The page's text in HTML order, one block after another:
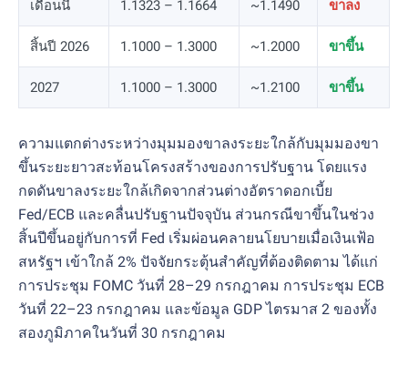
เดือนนี้ 1.1323 – 1.1664 ~1.1490 ขาลง
สิ้นปี 2026 1.1000 – 1.3000 ~1.2000 ขาขึ้น
2027 1.1000 – 1.3000 ~1.2100 ขาขึ้น
ความแตกต่างระหว่างมุมมองขาลงระยะใกล้กับมุมมองขา
ขึ้นระยะยาวสะท้อนโครงสร้างของการปรับฐาน โดยแรง
กดดันขาลงระยะใกล้เกิดจากส่วนต่างอัตราดอกเบี้ย
Fed/ECB และคลื่นปรับฐานปัจจุบัน ส่วนกรณีขาขึ้นในช่วง
สิ้นปีขึ้นอยู่กับการที่ Fed เริ่มผ่อนคลายนโยบายเมื่อเงินเฟ้อ
สหรัฐฯ เข้าใกล้ 2% ปัจจัยกระตุ้นสำคัญที่ต้องติดตาม ได้แก่
การประชุม FOMC วันที่ 28–29 กรกฎาคม การประชุม ECB
วันที่ 22–23 กรกฎาคม และข้อมูล GDP ไตรมาส 2 ของทั้ง
สองภูมิภาคในวันที่ 30 กรกฎาคม